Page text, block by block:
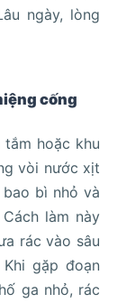
ngày, lòng
cống
tắm hoặc khu
vòi nước xịt
bì nhỏ và
làm này
rác vào sâu
gặp đoạn
ga nhỏ, rác